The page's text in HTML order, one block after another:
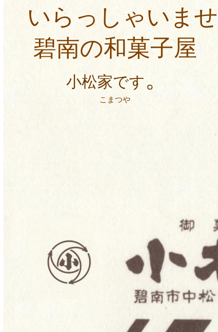
いらっしゃいませ
碧南の和菓子屋
小松家です。
こまつや